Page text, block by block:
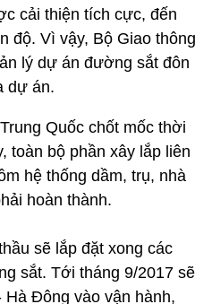
cải thiện tích cực, đến
độ. Vì vậy, Bộ Giao thông
lý dự án đường sắt đôn
dự án.
Quốc chốt mốc thời
toàn bộ phần xây lắp liên
hệ thống dầm, trụ, nhà
hoàn thành.
sẽ lắp đặt xong các
sắt. Tới tháng 9/2017 sẽ
Đông vào vận hành,